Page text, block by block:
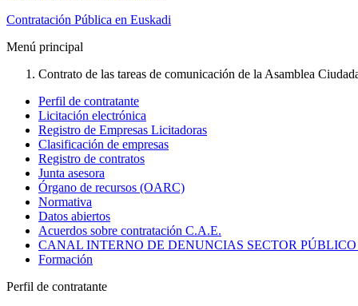
Contratación Pública en Euskadi
Menú principal
Contrato de las tareas de comunicación de la Asamblea
Perfil de contratante
Licitación electrónica
Registro de Empresas Licitadoras
Clasificación de empresas
Registro de contratos
Junta asesora
Órgano de recursos (OARC)
Normativa
Datos abiertos
Acuerdos sobre contratación C.A.E.
CANAL INTERNO DE DENUNCIAS SECTOR
Formación
Perfil de contratante